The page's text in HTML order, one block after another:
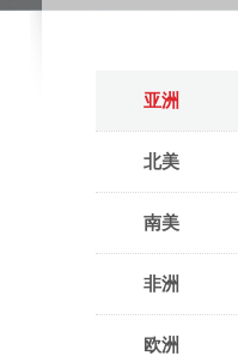
亚洲
北美
南美
非洲
欧洲